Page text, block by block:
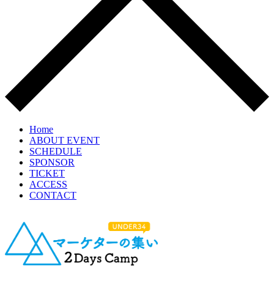
Home
ABOUT EVENT
SCHEDULE
SPONSOR
TICKET
ACCESS
CONTACT